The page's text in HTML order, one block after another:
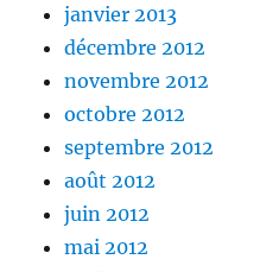
janvier 2013
décembre 2012
novembre 2012
octobre 2012
septembre 2012
août 2012
juin 2012
mai 2012